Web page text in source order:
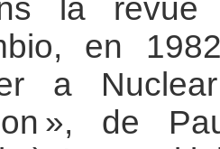
la revue
en
a
», de